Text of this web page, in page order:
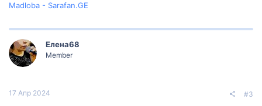
Madloba - Sarafan.GE
Елена68
Member
17 Апр 2024 #3